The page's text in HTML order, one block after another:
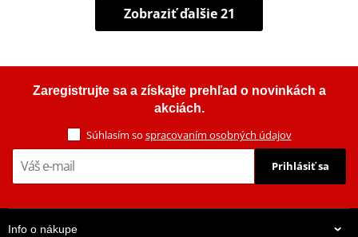
Zobraziť ďalšie 21
Zaregistrujte sa a získajte prehľad o novinkách a
akciách.
Súhlasím so spracovaním osobných údajov
Prihlásiť sa
Info o nákupe